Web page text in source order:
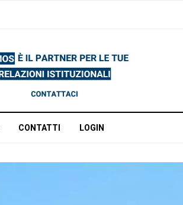
CONTATTI LOGIN